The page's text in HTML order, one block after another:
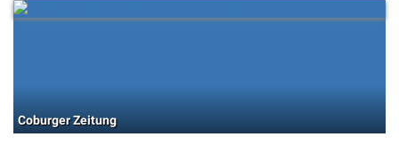
Coburger Zeitung